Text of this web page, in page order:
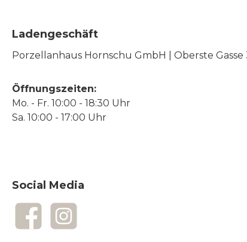
Ladengeschäft
Porzellanhaus Hornschu GmbH | Oberste Gasse 3
Öffnungszeiten:
Mo. - Fr. 10:00 - 18:30 Uhr
Sa. 10:00 - 17:00 Uhr
Social Media
FacebookInstagram